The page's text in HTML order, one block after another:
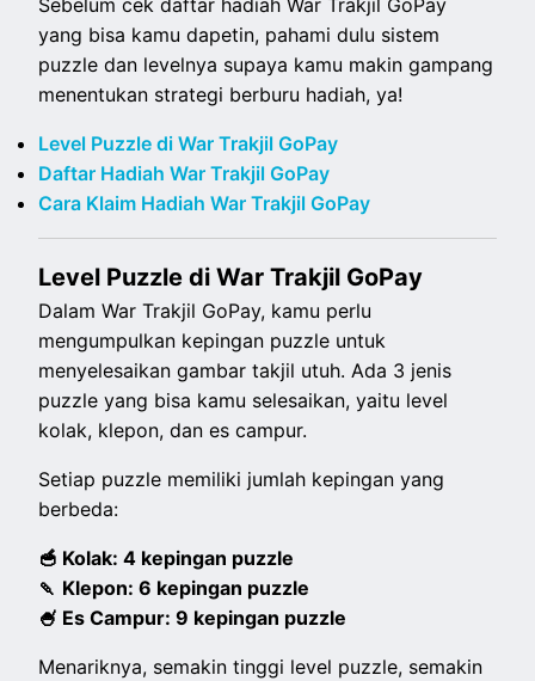
Sebelum cek daftar hadiah War Trakjil GoPay
yang bisa kamu dapetin, pahami dulu sistem
puzzle dan levelnya supaya kamu makin gampang
menentukan strategi berburu hadiah, ya!
Level Puzzle di War Trakjil GoPay
Daftar Hadiah War Trakjil GoPay
Cara Klaim Hadiah War Trakjil GoPay
Level Puzzle di War Trakjil GoPay
Dalam War Trakjil GoPay, kamu perlu
mengumpulkan kepingan puzzle untuk
menyelesaikan gambar takjil utuh. Ada 3 jenis
puzzle yang bisa kamu selesaikan, yaitu level
kolak, klepon, dan es campur.
Setiap puzzle memiliki jumlah kepingan yang
berbeda:
🥣 Kolak: 4 kepingan puzzle
🍡 Klepon: 6 kepingan puzzle
🍧 Es Campur: 9 kepingan puzzle
Menariknya, semakin tinggi level puzzle, semakin